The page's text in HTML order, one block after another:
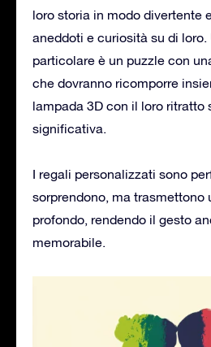
loro storia in modo divertente
aneddoti e curiosità su di loro.
particolare è un puzzle con
che dovranno ricomporre
lampada 3D con il loro ritratto
significativa.
I regali personalizzati sono
sorprendono, ma trasmettono
profondo, rendendo il gesto
memorabile.